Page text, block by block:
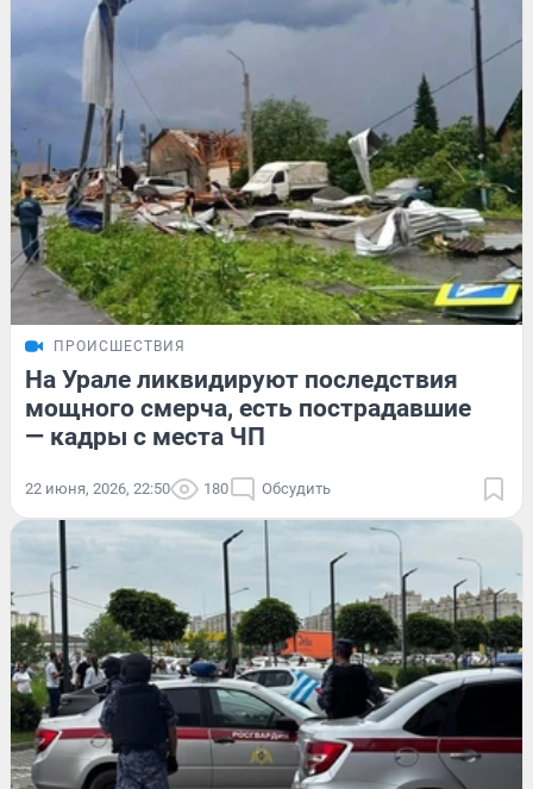
ПРОИСШЕСТВИЯ
На Урале ликвидируют последствия
мощного смерча, есть пострадавшие
— кадры с места ЧП
22 июня, 2026, 22:50 180 Обсудить